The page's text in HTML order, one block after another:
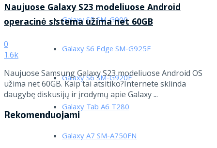
Galaxy S5 SM-G900
Galaxy S6 Edge SM-G925F
Galaxy S6 SM-G920F
Galaxy Tab A6 T280
Galaxy A7 SM-A750FN
Naujuose Galaxy S23 modeliuose Android
operacinė sistema užima net 60GB
0
1.6k
Naujuose Samsung Galaxy S23 modeliuose Android OS
užima net 60GB. Kaip tai atsitiko?Internete sklinda
daugybę diskusijų ir įrodymų apie Galaxy ...
Rekomenduojami